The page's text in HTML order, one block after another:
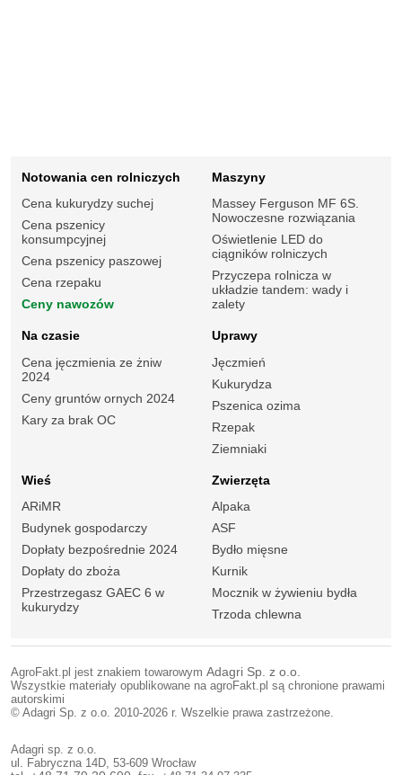
Notowania cen rolniczych
Cena kukurydzy suchej
Cena pszenicy
konsumpcyjnej
Cena pszenicy paszowej
Cena rzepaku
Ceny nawozów
Maszyny
Massey Ferguson MF 6S.
Nowoczesne rozwiązania
Oświetlenie LED do
ciągników rolniczych
Przyczepa rolnicza w
układzie tandem: wady i
zalety
Na czasie
Cena jęczmienia ze żniw
2024
Ceny gruntów ornych 2024
Kary za brak OC
Uprawy
Jęczmień
Kukurydza
Pszenica ozima
Rzepak
Ziemniaki
Wieś
ARiMR
Budynek gospodarczy
Dopłaty bezpośrednie 2024
Dopłaty do zboża
Przestrzegasz GAEC 6 w
kukurydzy
Zwierzęta
Alpaka
ASF
Bydło mięsne
Kurnik
Mocznik w żywieniu bydła
Trzoda chlewna
AgroFakt.pl jest znakiem towarowym Adagri Sp. z o.o.
Wszystkie materiały opublikowane na agroFakt.pl są chronione prawami
autorskimi
© Adagri Sp. z o.o. 2010-2026 r. Wszelkie prawa zastrzeżone.
Adagri sp. z o.o.
ul. Fabryczna 14D, 53-609 Wrocław